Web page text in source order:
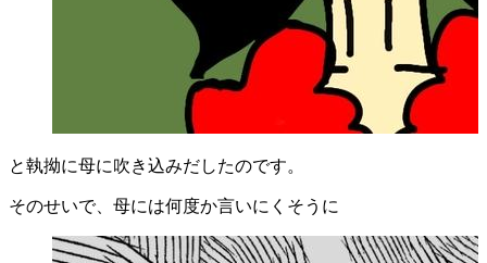
と執拗に母に吹き込みだしたのです。
そのせいで、母には何度か言いにくそうに